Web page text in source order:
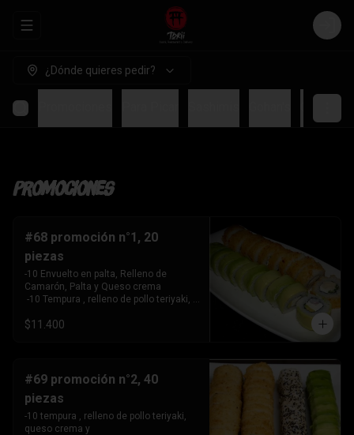
Abrir menu de navegación Login
¿Dónde quieres pedir?
Promociones
#68 promoción n°1, 20
piezas
-10 Envuelto en palta, Relleno de
Camarón, Palta y Queso crema
-10 Tempura , relleno de pollo teriyaki,
$11.400
#69 promoción n°2, 40
piezas
-10 tempura , relleno de pollo teriyaki,
queso crema y